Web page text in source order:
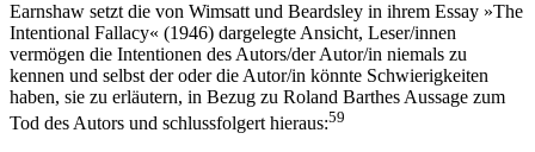
Earnshaw setzt die von Wimsatt und Beardsley in ihrem Essay »The
Intentional Fallacy« (1946) dargelegte Ansicht, Leser/innen
vermögen die Intentionen des Autors/der Autor/in niemals zu
kennen und selbst der oder die Autor/in könnte Schwierigkeiten
haben, sie zu erläutern, in Bezug zu Roland Barthes Aussage zum
Tod des Autors und schlussfolgert hieraus:59